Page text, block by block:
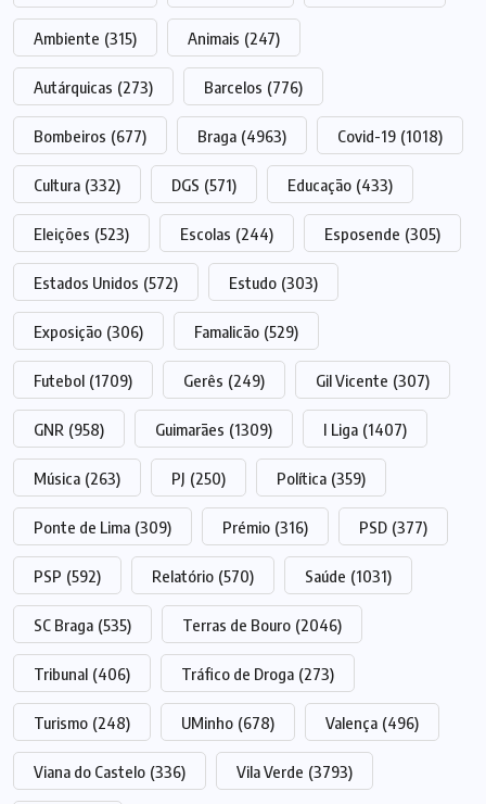
Ambiente (315) Animais (247)
Autárquicas (273) Barcelos (776)
Bombeiros (677) Braga (4963) Covid-19 (1018)
Cultura (332) DGS (571) Educação (433)
Eleições (523) Escolas (244) Esposende (305)
Estados Unidos (572) Estudo (303)
Exposição (306) Famalicão (529)
Futebol (1709) Gerês (249) Gil Vicente (307)
GNR (958) Guimarães (1309) I Liga (1407)
Música (263) PJ (250) Política (359)
Ponte de Lima (309) Prémio (316) PSD (377)
PSP (592) Relatório (570) Saúde (1031)
SC Braga (535) Terras de Bouro (2046)
Tribunal (406) Tráfico de Droga (273)
Turismo (248) UMinho (678) Valença (496)
Viana do Castelo (336) Vila Verde (3793)